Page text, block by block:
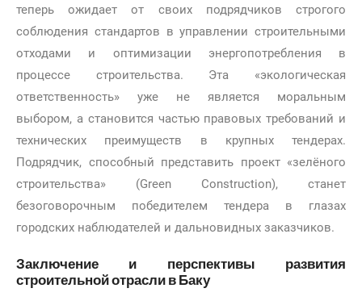
теперь ожидает от своих подрядчиков строгого
соблюдения стандартов в управлении строительными
отходами и оптимизации энергопотребления в
процессе строительства. Эта «экологическая
ответственность» уже не является моральным
выбором, а становится частью правовых требований и
технических преимуществ в крупных тендерах.
Подрядчик, способный представить проект «зелёного
строительства» (Green Construction), станет
безоговорочным победителем тендера в глазах
городских наблюдателей и дальновидных заказчиков.
Заключение и перспективы развития
строительной отрасли в Баку